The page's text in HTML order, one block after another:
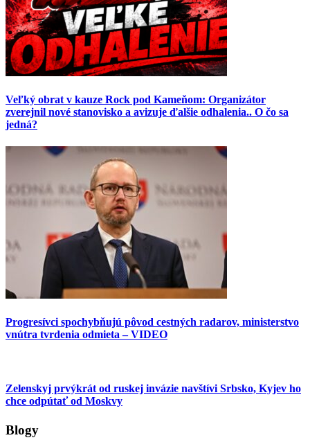
Veľký obrat v kauze Rock pod Kameňom: Organizátor
zverejnil nové stanovisko a avizuje ďalšie odhalenia.. O čo sa
jedná?
Progresívci spochybňujú pôvod cestných radarov, ministerstvo
vnútra tvrdenia odmieta – VIDEO
Zelenskyj prvýkrát od ruskej invázie navštívi Srbsko, Kyjev ho
chce odpútať od Moskvy
Blogy